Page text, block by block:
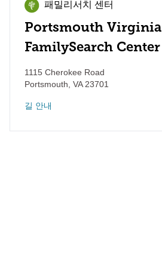
패밀리서치 센터
Portsmouth Virginia
FamilySearch Center
1115 Cherokee Road
Portsmouth VA23701
길 안내